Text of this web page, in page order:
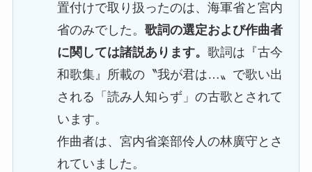
置付けで取り扱ったのは、海軍省と宮内
省のみでした。 歌詞の選定および作曲者
に関しては諸説あります。 歌詞は『古今
和歌集』所載の〝我が君は…〟で歌い出
される「読み人知らず」の古歌とされて
います。
作曲者は、宮内省楽部伶人の林廣守とさ
れていました。